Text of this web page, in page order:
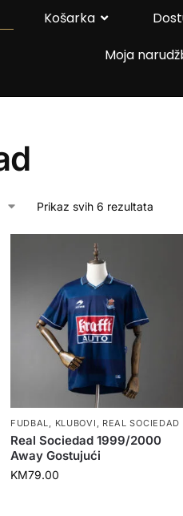
Košarka
Moja
Prikaz svih 6 rezultata
FUDBAL KLUBOVI REAL SOCIEDAD
Real Sociedad 1999/2000
Away Gostujući
KM79.00